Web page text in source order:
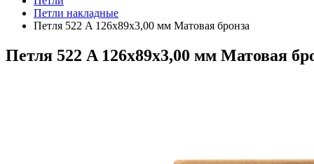
Петли накладные
Петля 522 A 126x89х3,00 мм Матовая бронза
Петля 522 A 126x89х3,00 мм Матовая